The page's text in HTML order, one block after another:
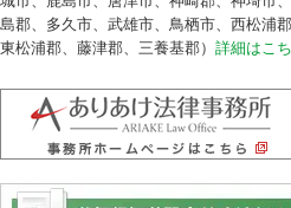
島郡、多久市、武雄市、鳥栖市、西松浦郡
東松浦郡、藤津郡、三養基郡） 詳細はこ